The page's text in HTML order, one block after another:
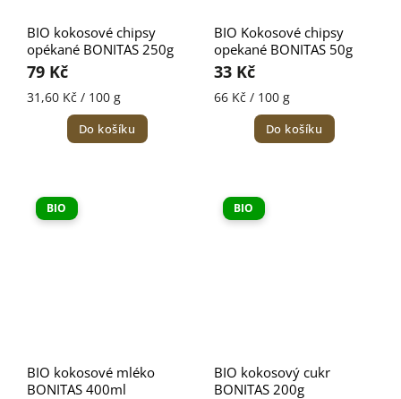
BIO kokosové chipsy
opékané BONITAS 250g
79 Kč
31,60 Kč / 100 g
Do košíku
BIO Kokosové chipsy
opekané BONITAS 50g
33 Kč
66 Kč / 100 g
Do košíku
BIO
BIO kokosové mléko
BONITAS 400ml
BIO
BIO kokosový cukr
BONITAS 200g